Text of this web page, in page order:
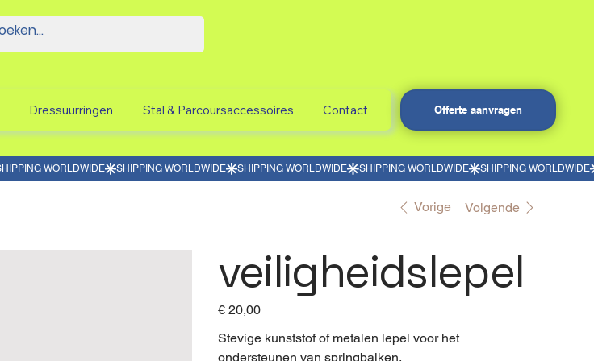
Dressuurringen Stal & Parcoursaccessoires Contact Offerte aanvragen
Vorige Volgende
veiligheidslepel
Prijs
€ 20,00
Stevige kunststof of metalen lepel voor het
ondersteunen van springbalken.